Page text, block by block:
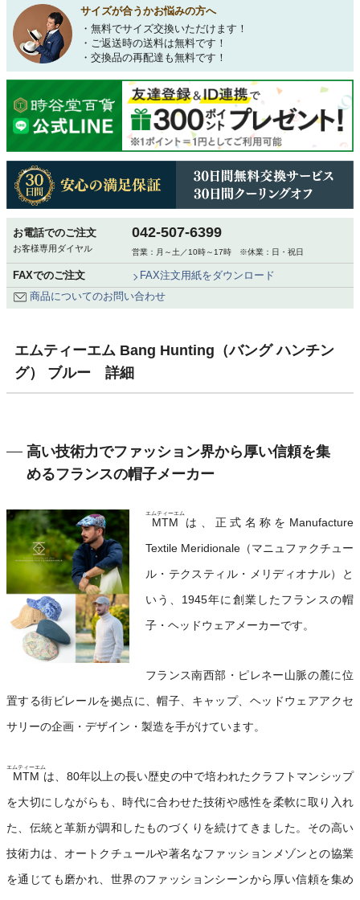
サイズが合うかお悩みの方へ
・無料でサイズ交換いただけます！
・ご返送時の送料は無料です！
・交換品の再配達も無料です！
お電話でのご注文
お客様専用ダイヤル
042-507-6399
営業：月～土／10時～17時 ※休業：日・祝日
FAXでのご注文
FAX注文用紙をダウンロード
商品についてのお問い合わせ
エムティーエム Bang Hunting（バング ハンチン
グ） ブルー 詳細
高い技術力でファッション界から厚い信頼を集
めるフランスの帽子メーカー
MTM
エムティーエム
は、正式名称をManufacture
Textile Meridionale（マニュファクチュー
ル・テクスティル・メリディオナル）と
いう、1945年に創業したフランスの帽
子・ヘッドウェアメーカーです。
フランス南西部・ピレネー山脈の麓に位
置する街ビレールを拠点に、帽子、キャップ、ヘッドウェアアクセ
サリーの企画・デザイン・製造を手がけています。
MTM
エムティーエム
は、80年以上の長い歴史の中で培われたクラフトマンシップ
を大切にしながらも、時代に合わせた技術や感性を柔軟に取り入れ
た、伝統と革新が調和したものづくりを続けてきました。その高い
技術力は、オートクチュールや著名なファッションメゾンとの協業
を通じても磨かれ、世界のファッションシーンから厚い信頼を集め